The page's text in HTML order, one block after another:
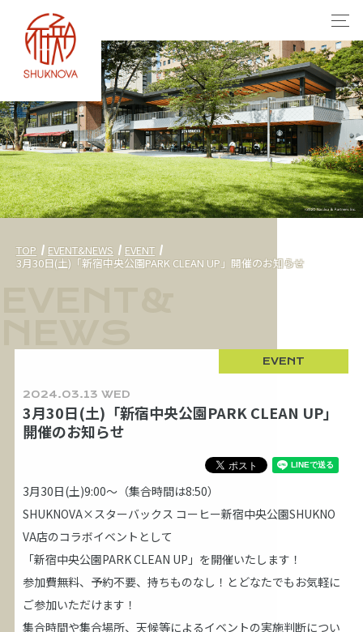
TOP EVENT&NEWS
EVENT
3月30日(土)「新宿中央公園PARK CLEAN UP」開催のお知らせ
EVENT
2024.03.13 WED
3月30日(土)「新宿中央公園PARK CLEAN UP」
開催のお知らせ
3月30日(土)9:00～（集合時間は8:50）
SHUKNOVA×スターバックス コーヒー新宿中央公園SHUKNO
VA店のコラボイベントとして
「新宿中央公園PARK CLEAN UP」を開催いたします！
参加費無料、予約不要、持ちものなし！とどなたでもお気軽に
ご参加いただけます！
集合時間や集合場所、天候等によるイベントの実施判断につい